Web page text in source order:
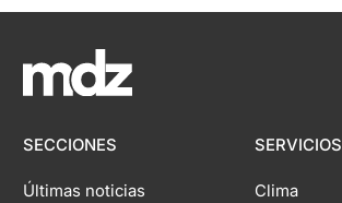
SECCIONES
Últimas noticias
SERVICIOS
Clima